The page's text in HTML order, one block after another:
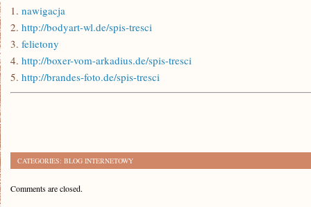
1. nawigacja
2. http://bodyart-wl.de/spis-tresci
3. felietony
4. http://boxer-vom-arkadius.de/spis-tresci
5. http://brandes-foto.de/spis-tresci
CATEGORIES: BLOG INTERNETOWY
Comments are closed.